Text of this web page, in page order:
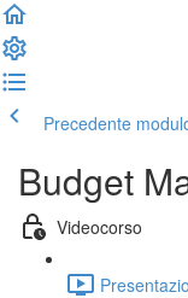
Precedente
Budget
Videocorso